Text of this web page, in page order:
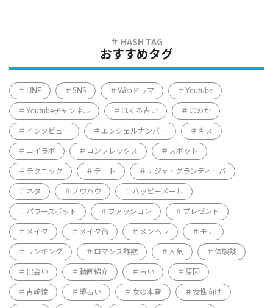
おすすめタグ
LINE SNS Webドラマ Youtube
Youtubeチャンネル ほくろ占い ほのか
インタビュー エンジェルナンバー キス
コイラボ コンプレックス スポット
テクニック デート ナジャ・グランディーバ
ネタ ノウハウ ハッピーメール
パワースポット ファッション プレゼント
メイク メイク術 メンヘラ モテ
ランキング ロマンス詐欺 人気 体験談
出会い 動画紹介 占い 原因
吉崎綾 夢占い 女の本音 女性向け